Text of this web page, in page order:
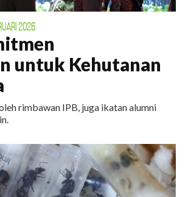
2026
untuk Kehutanan
rimbawan IPB, juga ikatan alumni